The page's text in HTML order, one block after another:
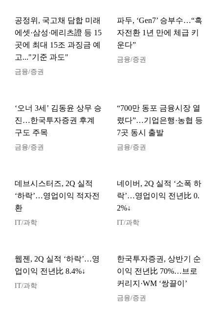
공정위, 국고채 담합 미래
에셋·삼성·메리츠證 등 15
곳에 최대 15조 과징금 예
고..."기준 과도"
금융/증권
파두, ‘Gen7’ 승부수…“흑
자전환 1년 만에 체급 키
운다”
금융/증권
‘오너 3세’ 김동윤 상무 승
진…한국투자증권 후계
구도 주목
금융/증권
“700만 동포 금융시장 열
렸다”…기업은행·농협 등
7곳 동시 출발
금융/증권
데브시스터즈, 2Q 실적
‘하락’…영업이익 적자전
환
IT/과학
네이버, 2Q 실적 ‘소폭 하
락’…영업이익 전년比 0.
2%↓
IT/과학
웹젠, 2Q 실적 ‘하락’…영
업이익 전년比 8.4%↓
IT/과학
한국투자증권, 상반기 순
이익 전년比 70%…브로
커리지·WM ‘쌍끌이’
금융/증권